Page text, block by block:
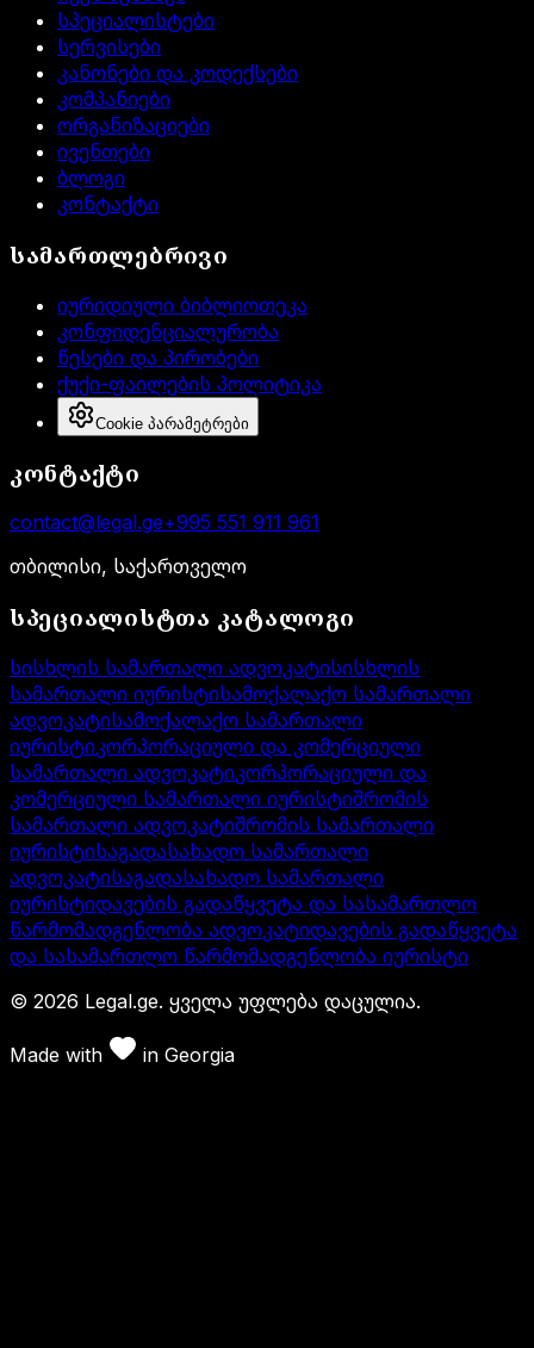
სპეციალისტები
სერვისები
კანონები და კოდექსები
კომპანიები
ორგანიზაციები
ივენთები
ბლოგი
კონტაქტი
სამართლებრივი
იურიდიული ბიბლიოთეკა
კონფიდენციალურობა
წესები და პირობები
ქუქი-ფაილების პოლიტიკა
Cookie პარამეტრები
კონტაქტი
contact@legal.ge+995 551 911 961
თბილისი, საქართველო
სპეციალისტთა კატალოგი
სისხლის სამართალი ადვოკატისისხლის
სამართალი იურისტისამოქალაქო სამართალი
ადვოკატისამოქალაქო სამართალი
იურისტიკორპორაციული და კომერციული
სამართალი ადვოკატიკორპორაციული და
კომერციული სამართალი იურისტიშრომის
სამართალი ადვოკატიშრომის სამართალი
იურისტისაგადასახადო სამართალი
ადვოკატისაგადასახადო სამართალი
იურისტიდავების გადაწყვეტა და სასამართლო
წარმომადგენლობა ადვოკატიდავების გადაწყვეტა
და სასამართლო წარმომადგენლობა იურისტი
© 2026 Legal.ge. ყველა უფლება დაცულია.
Made with in Georgia